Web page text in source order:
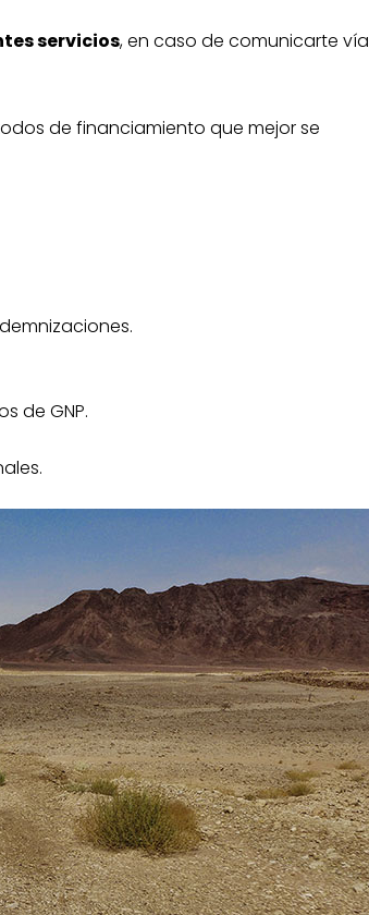
servicios, en caso de comunicarte vía
de financiamiento que mejor se
de GNP.